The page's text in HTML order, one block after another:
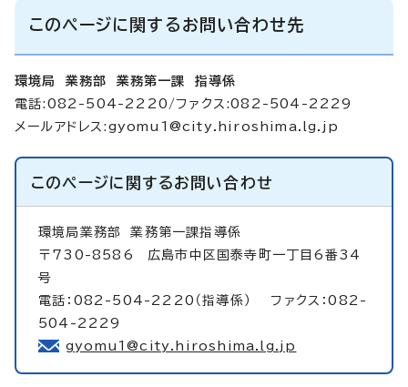
このページに関するお問い合わせ先
環境局 業務部 業務第一課 指導係
電話:082-504-2220/ファクス:082-504-2229
メールアドレス: gyomu1@city.hiroshima.lg.jp
このページに関するお問い合わせ
環境局業務部業務第一課指導係
〒730-8586 広島市中区国泰寺町一丁目6番34
号
電話：082-504-2220（指導係） ファクス：082-
504-2229
gyomu1@city.hiroshima.lg.jp